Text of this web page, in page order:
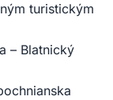
turistickým
– Blatnický